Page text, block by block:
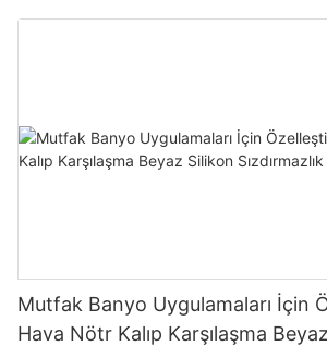
macunu
Mutfak Banyo Uygulamaları İçin
Hava Nötr Kalıp Karşılaşma